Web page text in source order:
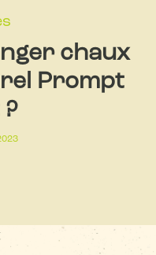
chaux
Prompt